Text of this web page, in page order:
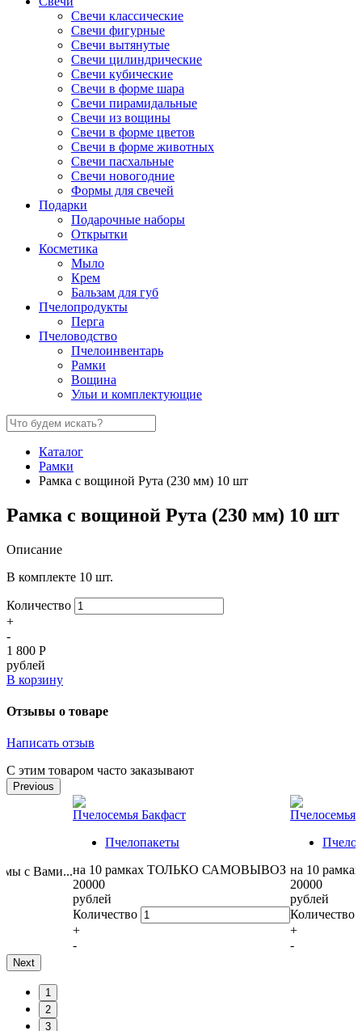
Свечи классические
Свечи фигурные
Свечи вытянутые
Свечи цилиндрические
Свечи кубические
Свечи в форме шара
Свечи пирамидальные
Свечи из вощины
Свечи в форме цветов
Свечи в форме животных
Свечи пасхальные
Свечи новогодние
Формы для свечей
Подарки
Подарочные наборы
Открытки
Косметика
Мыло
Крем
Бальзам для губ
Пчелопродукты
Перга
Пчеловодство
Пчелоинвентарь
Рамки
Вощина
Ульи и комплектующие
Каталог
Рамки
Рамка с вощиной Рута (230 мм) 10 шт
Рамка с вощиной Рута (230 мм) 10 шт
Описание
В комплекте 10 шт.
Количество
+
-
1 800 Р
рублей
В корзину
Отзывы о товаре
Написать отзыв
С этим товаром часто заказывают
Previous
с Вами...
Пчелосемья Бакфаст
Пчелопакеты
на 10 рамках ТОЛЬКО САМОВЫВОЗ
20000
рублей
Количество
+
-
Пчелосемья
на 10
20000
рублей
Количество
+
-
Next
1
2
3